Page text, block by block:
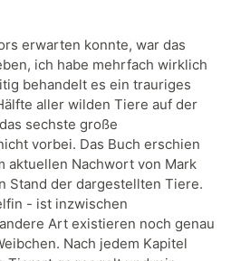
erwarten konnte, war das
ich habe mehrfach wirklich
behandelt es ein trauriges
aller wilden Tiere auf der
sechste große
vorbei. Das Buch erschien
aktuellen Nachwort von Mark
Stand der dargestellten Tiere.
- ist inzwischen
Art existieren noch genau
Nach jedem Kapitel